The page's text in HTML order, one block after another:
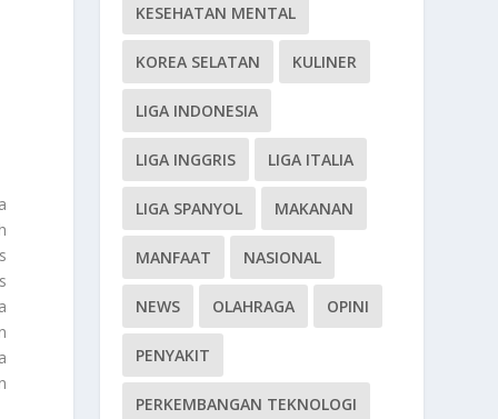
KESEHATAN MENTAL
KOREA SELATAN KULINER
LIGA INDONESIA
LIGA INGGRIS LIGA ITALIA
LIGA SPANYOL MAKANAN
MANFAAT NASIONAL
NEWS OLAHRAGA OPINI
PENYAKIT
PERKEMBANGAN TEKNOLOGI